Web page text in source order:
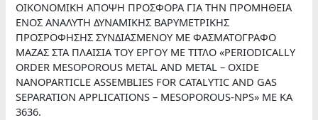
ΟΙΚΟΝΟΜΙΚΗ ΑΠΟΨΗ ΠΡΟΣΦΟΡΑ ΓΙΑ ΤΗΝ ΠΡΟΜΗΘΕΙΑ
ΕΝΟΣ ΑΝΑΛΥΤΗ ΔΥΝΑΜΙΚΗΣ ΒΑΡΥΜΕΤΡΙΚΗΣ
ΠΡΟΣΡΟΦΗΣΗΣ ΣΥΝΔΙΑΣΜΕΝΟΥ ΜΕ ΦΑΣΜΑΤΟΓΡΑΦΟ
ΜΑΖΑΣ ΣΤΑ ΠΛΑΙΣΙΑ ΤΟΥ ΕΡΓΟΥ ΜΕ ΤΙΤΛΟ «PERIODICALLY
ORDER MESOPOROUS METAL AND METAL – OXIDE
NANOPARTICLE ASSEMBLIES FOR CATALYTIC AND GAS
SEPARATION APPLICATIONS – MESOPOROUS-NPS» ΜΕ ΚΑ
3636.